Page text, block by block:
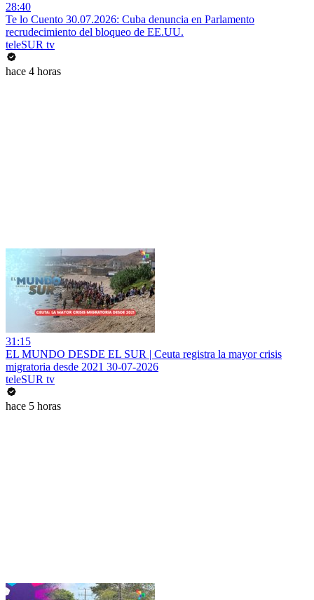
28:40
Te lo Cuento 30.07.2026: Cuba denuncia en Parlamento
recrudecimiento del bloqueo de EE.UU.
teleSUR tv
hace 4 horas
31:15
EL MUNDO DESDE EL SUR | Ceuta registra la mayor crisis
migratoria desde 2021 30-07-2026
teleSUR tv
hace 5 horas